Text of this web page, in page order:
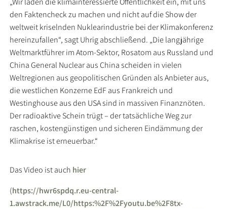
den Faktencheck zu machen und nicht auf die Show der
weltweit kriselnden Nuklearindustrie bei der Klimakonferenz
hereinzufallen“, sagt Uhrig abschließend. „Die langjährige
Weltmarktführer im Atom-Sektor, Rosatom aus Russland und
China General Nuclear aus China scheiden in vielen
Weltregionen aus geopolitischen Gründen als Anbieter aus,
die westlichen Konzerne EdF aus Frankreich und
Westinghouse aus den USA sind in massiven Finanznöten.
Der radioaktive Schein trügt – der tatsächliche Weg zur
raschen, kostengünstigen und sicheren Eindämmung der
Klimakrise ist erneuerbar.“
Das Video ist auch hier
(https://hwr6spdq.r.eu-central-
1.awstrack.me/L0/https:%2F%2Fyoutu.be%2F8tx-